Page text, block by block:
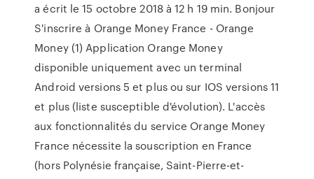
a écrit le 15 octobre 2018 à 12 h 19 min. Bonjour
S'inscrire à Orange Money France - Orange
Money (1) Application Orange Money
disponible uniquement avec un terminal
Android versions 5 et plus ou sur IOS versions 11
et plus (liste susceptible d'évolution). L'accès
aux fonctionnalités du service Orange Money
France nécessite la souscription en France
(hors Polynésie française, Saint-Pierre-et-